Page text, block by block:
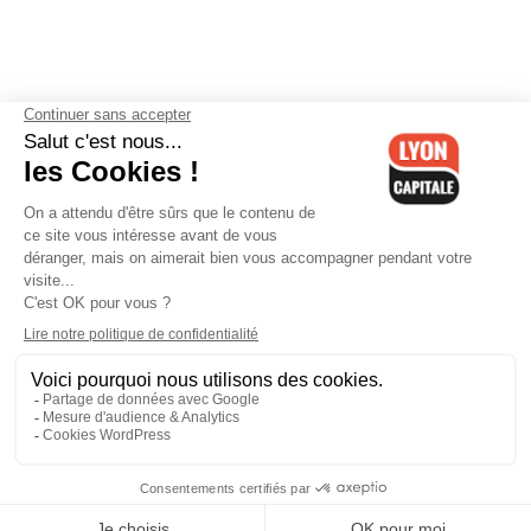
Contactez-nous-Mentions légales-CGV-Politique de
confidentialité-Gestion des cookies
Cedex 06